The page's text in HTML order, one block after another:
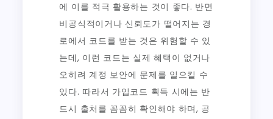
에 이를 적극 활용하는 것이 좋다. 반면
비공식적이거나 신뢰도가 떨어지는 경
로에서 코드를 받는 것은 위험할 수 있
는데, 이런 코드는 실제 혜택이 없거나
오히려 계정 보안에 문제를 일으킬 수
있다. 따라서 가입코드 획득 시에는 반
드시 출처를 꼼꼼히 확인해야 하며, 공